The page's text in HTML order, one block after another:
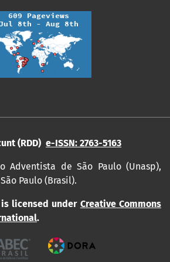
(RDD) e-ISSN: 2763-5163
Adventista de São Paulo (Unasp),
Paulo (Brasil).
licensed under Creative Commons
.